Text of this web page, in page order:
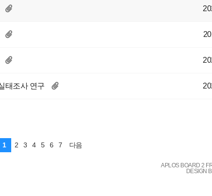
태조사 연구
1 2 3 4 5 6 7 다음
APLOS BOARD 2
DESIGN